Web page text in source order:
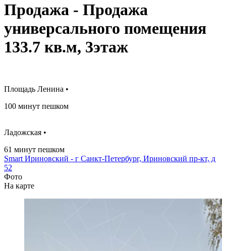
Продажа - Продажа
универсального помещения
133.7 кв.м, 3этаж
Площадь Ленина •
100 минут пешком
Ладожская •
61 минут пешком
Smart Ириновский - г Санкт-Петербург, Ириновский пр-кт, д
52
Фото
На карте